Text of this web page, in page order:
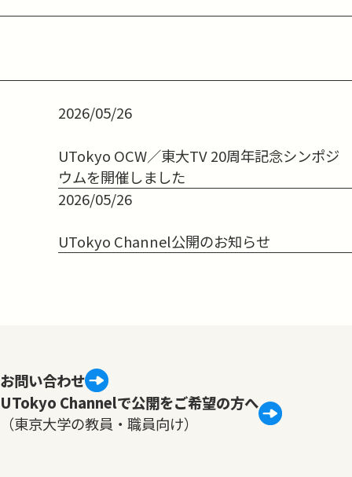
2026/05/26
UTokyo OCW／東大TV 20周年記念シンポジ
ウムを開催しました
2026/05/26
UTokyo Channel公開のお知らせ
お問い合わせ
UTokyo Channelで公開をご希望の方へ
（東京大学の教員・職員向け）